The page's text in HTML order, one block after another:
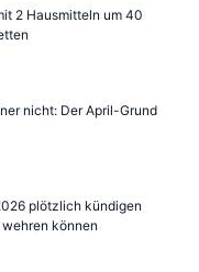
2 Hausmitteln um 40
nicht: Der April-Grund
plötzlich kündigen
können